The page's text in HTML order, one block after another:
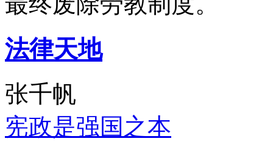
法律天地
张千帆
宪政是强国之本